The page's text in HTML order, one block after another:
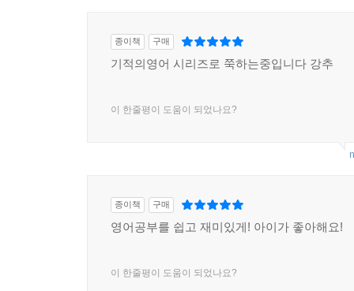
종이책 구매
기적의영어 시리즈로 쭉하는중입니다 강추
이 한줄평이 도움이 되었나요?
종이책 구매
영어공부를 쉽고 재미있게! 아이가 좋아해요!
이 한줄평이 도움이 되었나요?